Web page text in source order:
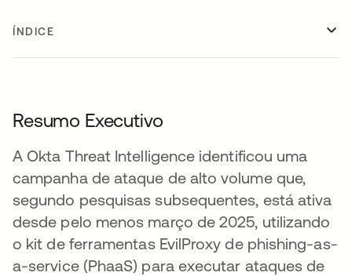
ÍNDICE
Resumo Executivo
A Okta Threat Intelligence identificou uma
campanha de ataque de alto volume que,
segundo pesquisas subsequentes, está ativa
desde pelo menos março de 2025, utilizando
o kit de ferramentas EvilProxy de phishing-as-
a-service (PhaaS) para executar ataques de